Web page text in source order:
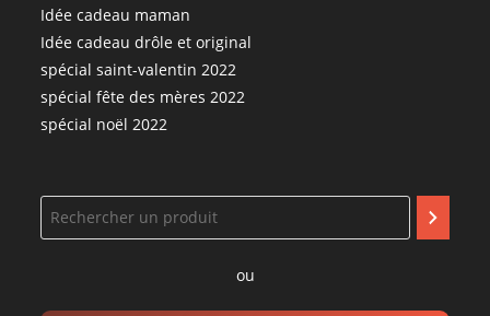
Idée cadeau maman
Idée cadeau drôle et original
spécial saint-valentin 2022
spécial fête des mères 2022
spécial noël 2022
ou